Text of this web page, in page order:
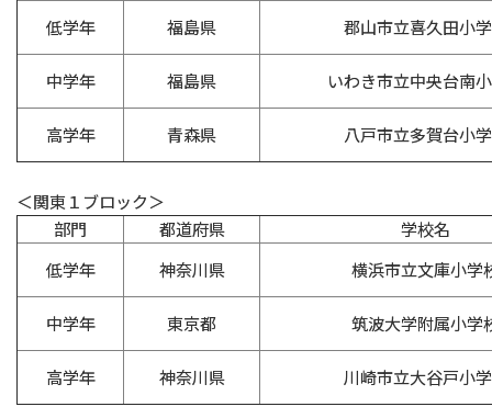
低学年
福島県 郡山市立喜久田小
中学年 福島県 いわき市立中央台南
高学年 青森県 八戸市立多賀台小
＜関東１ブロック＞
部門
都道府県
学校名
低学年
神奈川県 横浜市立文庫小学
中学年 東京都 筑波大学附属小学
高学年 神奈川県 川崎市立大谷戸小